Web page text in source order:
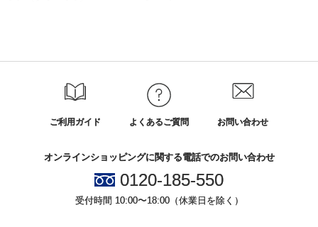
ご利用ガイド よくあるご質問 お問い合わせ
オンラインショッピングに関する電話でのお問い合わせ
0120-185-550
受付時間 10:00〜18:00（休業日を除く）